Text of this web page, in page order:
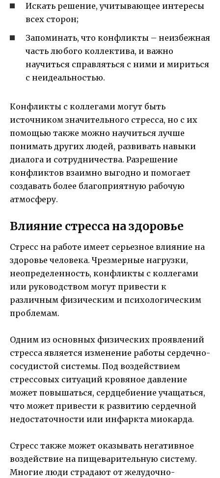
Искать решение, учитывающее интересы
всех сторон;
Запоминать, что конфликты – неизбежная
часть любого коллектива, и важно
научиться справляться с ними и мириться
с неидеальностью.
Конфликты с коллегами могут быть
источником значительного стресса, но с их
помощью также можно научиться лучше
понимать других людей, развивать навыки
диалога и сотрудничества. Разрешение
конфликтов взаимно выгодно и помогает
создавать более благоприятную рабочую
атмосферу.
Влияние стресса на здоровье
Стресс на работе имеет серьезное влияние на
здоровье человека. Чрезмерные нагрузки,
неопределенность, конфликты с коллегами
или руководством могут привести к
различным физическим и психологическим
проблемам.
Одним из основных физических проявлений
стресса является изменение работы сердечно-
сосудистой системы. Под воздействием
стрессовых ситуаций кровяное давление
может повышаться, сердцебиение учащаться,
что может привести к развитию сердечной
недостаточности или инфаркта миокарда.
Стресс также может оказывать негативное
воздействие на пищеварительную систему.
Многие люди страдают от желудочно-